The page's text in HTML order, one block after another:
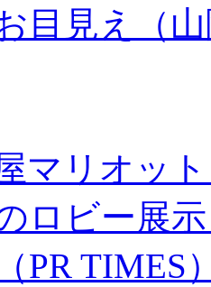
目見え（
マリオッ
ロビー展
PR TIMES